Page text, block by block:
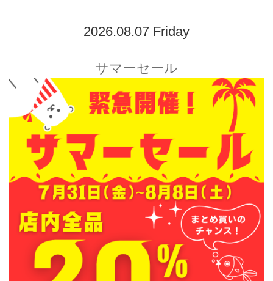
2026.08.07 Friday
サマーセール